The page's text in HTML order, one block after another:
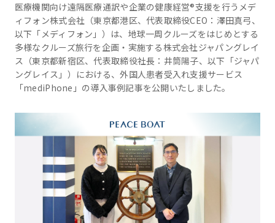
医療機関向け遠隔医療通訳や企業の健康経営®支援を行うメデ
ィフォン株式会社（東京都港区、代表取締役CEO：澤田真弓、
以下「メディフォン」）は、地球一周クルーズをはじめとする
多様なクルーズ旅行を企画・実施する株式会社ジャパングレイ
ス（東京都新宿区、代表取締役社長：井筒陽子、以下「ジャパ
ングレイス」）における、外国人患者受入れ支援サービス
「mediPhone」の導入事例記事を公開いたしました。